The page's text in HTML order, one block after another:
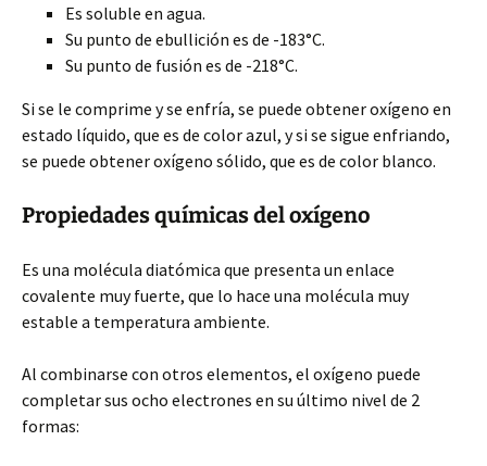
Es soluble en agua.
Su punto de ebullición es de -183°C.
Su punto de fusión es de -218°C.
Si se le comprime y se enfría, se puede obtener oxígeno en
estado líquido, que es de color azul, y si se sigue enfriando,
se puede obtener oxígeno sólido, que es de color blanco.
Propiedades químicas del oxígeno
Es una molécula diatómica que presenta un enlace
covalente muy fuerte, que lo hace una molécula muy
estable a temperatura ambiente.
Al combinarse con otros elementos, el oxígeno puede
completar sus ocho electrones en su último nivel de 2
formas: